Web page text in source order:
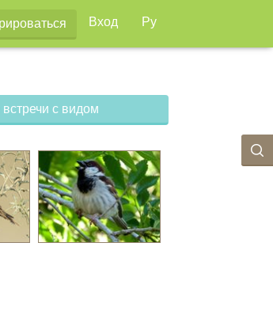
Вход Ру
встречи с видом